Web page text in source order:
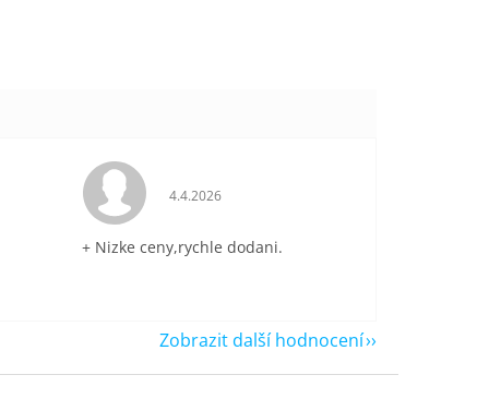
5 z 5 hvězdiček. Hodnocení obchodu je 5 z 5 hvězdiček.
4.4.2026
+ Nizke ceny,rychle dodani.
Zobrazit další hodnocení